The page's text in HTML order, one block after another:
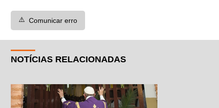
⚠️ Comunicar erro
NOTÍCIAS RELACIONADAS